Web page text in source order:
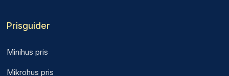
Prisguider
Minihus pris
Mikrohus pris